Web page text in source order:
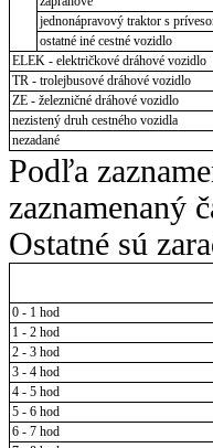
jednonápravový traktor s
ostatné iné cestné vozidlo
ELEK - električkové dráhové vozidlo
TR - trolejbusové dráhové vozidlo
ZE - železničné dráhové vozidlo
nezistený druh cestného vozidla
nezadané
Podľa
zaznamenaný
Ostatné sú
0 - 1 hod
1 - 2 hod
2 - 3 hod
3 - 4 hod
4 - 5 hod
5 - 6 hod
6 - 7 hod